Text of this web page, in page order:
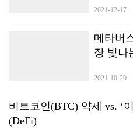
2021-12-17
메타버
장 빛나
2021-10-20
비트코인(BTC) 약세 vs. ‘
(DeFi)